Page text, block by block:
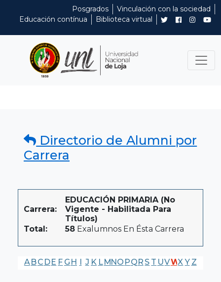
Posgrados
Vinculación con la sociedad
Educación contínua
Biblioteca virtual
Directorio de Alumni por
Carrera
Carrera:
EDUCACIÓN PRIMARIA (No
Vigente - Habilitada Para
Títulos)
Total:
58 Exalumnos En Ésta Carrera
A BC DE F G H I J K LMNO PQR S T UVWX Y Z